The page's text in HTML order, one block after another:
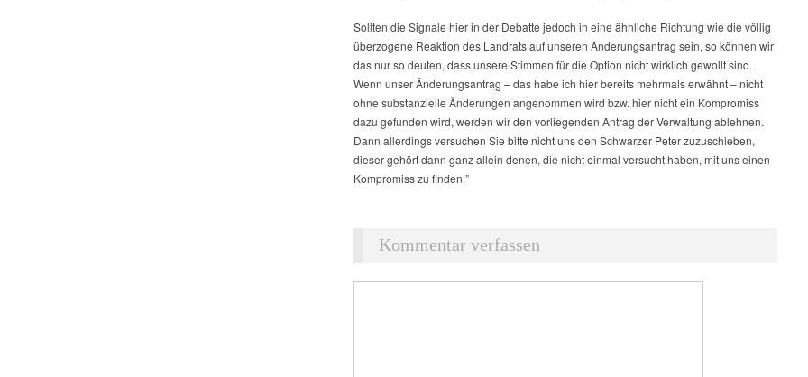
Sollten die Signale hier in der Debatte jedoch in eine ähnliche Richtung wie die völlig
überzogene Reaktion des Landrats auf unseren Änderungsantrag sein, so können wir
das nur so deuten, dass unsere Stimmen für die Option nicht wirklich gewollt sind.
Wenn unser Änderungsantrag – das habe ich hier bereits mehrmals erwähnt – nicht
ohne substanzielle Änderungen angenommen wird bzw. hier nicht ein Kompromiss
dazu gefunden wird, werden wir den vorliegenden Antrag der Verwaltung ablehnen.
Dann allerdings versuchen Sie bitte nicht uns den Schwarzer Peter zuzuschieben,
dieser gehört dann ganz allein denen, die nicht einmal versucht haben, mit uns einen
Kompromiss zu finden.”
Kommentar verfassen